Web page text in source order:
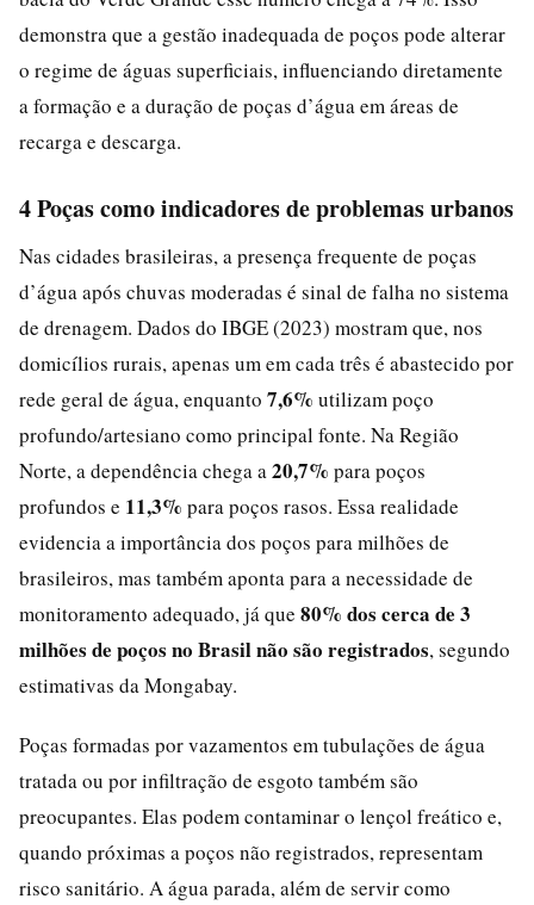
demonstra que a gestão inadequada de poços pode alterar
o regime de águas superficiais, influenciando diretamente
a formação e a duração de poças d’água em áreas de
recarga e descarga.
4 Poças como indicadores de problemas urbanos
Nas cidades brasileiras, a presença frequente de poças
d’água após chuvas moderadas é sinal de falha no sistema
de drenagem. Dados do IBGE (2023) mostram que, nos
domicílios rurais, apenas um em cada três é abastecido por
rede geral de água, enquanto 7,6% utilizam poço
profundo/artesiano como principal fonte. Na Região
Norte, a dependência chega a 20,7% para poços
profundos e 11,3% para poços rasos. Essa realidade
evidencia a importância dos poços para milhões de
brasileiros, mas também aponta para a necessidade de
monitoramento adequado, já que 80% dos cerca de 3
milhões de poços no Brasil não são registrados, segundo
estimativas da Mongabay.
Poças formadas por vazamentos em tubulações de água
tratada ou por infiltração de esgoto também são
preocupantes. Elas podem contaminar o lençol freático e,
quando próximas a poços não registrados, representam
risco sanitário. A água parada, além de servir como